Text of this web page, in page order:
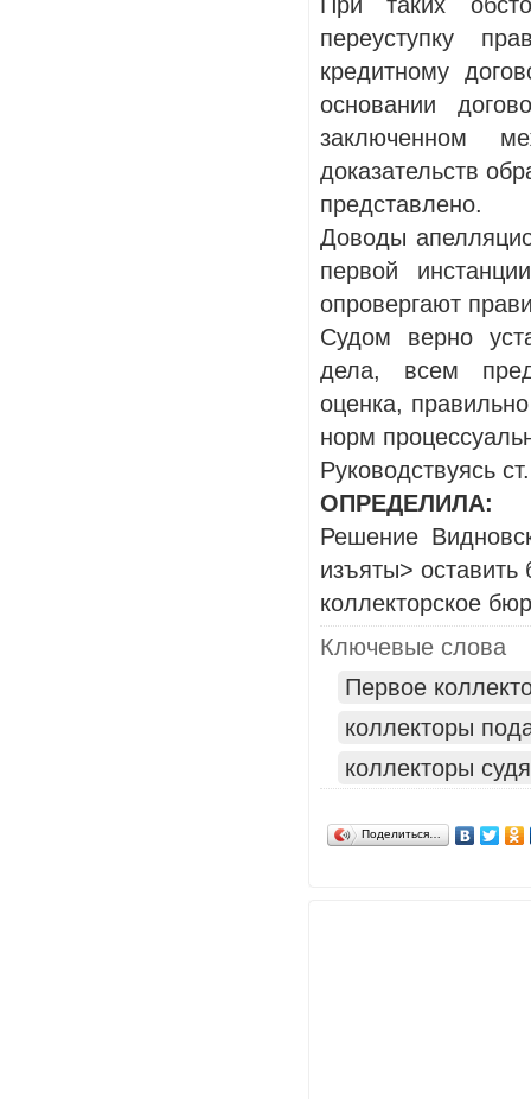
переуступку
кредитному
основании
заключенном
доказательств
представлено.
Доводы
первой
опровергают
Судом верно
дела, всем
оценка,
норм
Руководствуясь
ОПРЕДЕЛИЛА:
Решение
изъяты>
коллекторское
Ключевые слова
Первое
коллекторы
коллекторы
Поделиться…